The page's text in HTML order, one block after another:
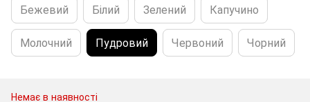
Бежевий Білий Зелений Капучино
Молочний Пудровий Червоний Чорний
Немає в наявності